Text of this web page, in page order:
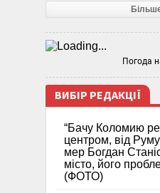
Погода
ВИБІР РЕДАКЦІЇ
“Бачу Коломию
центром, від
мер Богдан
місто, його
(ФОТО)